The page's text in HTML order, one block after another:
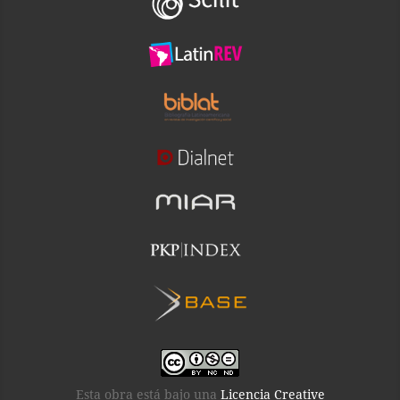
Esta obra está bajo una Licencia Creative